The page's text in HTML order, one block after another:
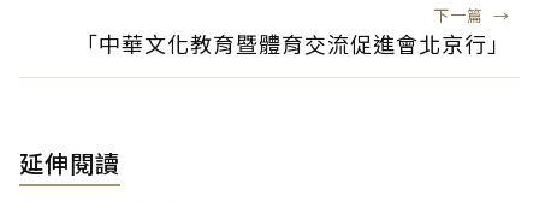
下一篇 →
「中華文化教育暨體育交流促進會北京行」
延伸閱讀